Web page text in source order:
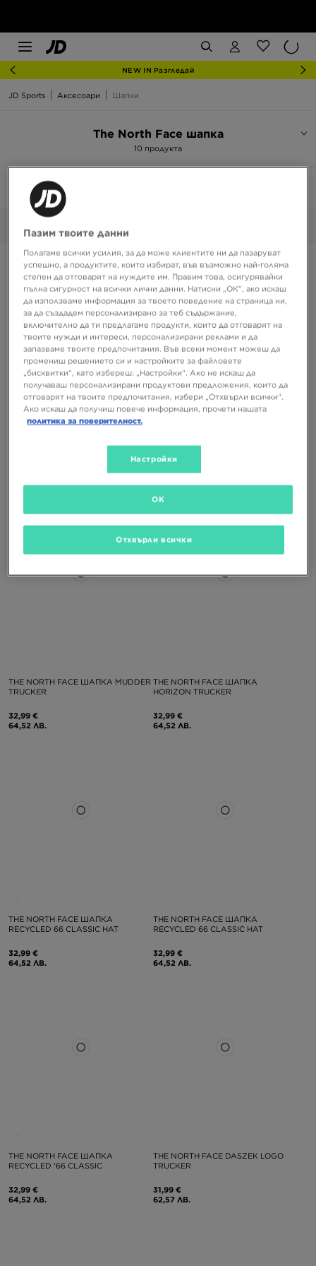
NEW IN Разгледай
JD Sports Аксесоари Шапки
The North Face шапка
10 продукта
Сортирай:
62,57 ЛВ.
32,99 €
64,52 ЛВ.
THE NORTH FACE ШАПКА MUDDER
TRUCKER
32,99 €
64,52 ЛВ.
THE NORTH FACE ШАПКА
HORIZON TRUCKER
32,99 €
64,52 ЛВ.
THE NORTH FACE ШАПКА
RECYCLED 66 CLASSIC HAT
32,99 €
64,52 ЛВ.
THE NORTH FACE ШАПКА
RECYCLED 66 CLASSIC HAT
32,99 €
64,52 ЛВ.
THE NORTH FACE ШАПКА
RECYCLED '66 CLASSIC
32,99 €
64,52 ЛВ.
THE NORTH FACE DASZEK LOGO
TRUCKER
31,99 €
62,57 ЛВ.
Пазим твоите данни
Полагаме всички усилия, за да може клиентите ни да пазаруват
успешно, а продуктите, които избират, във възможно най-голяма
степен да отговарят на нуждите им. Правим това, осигурявайки
пълна сигурност на всички лични данни. Натисни „ОК“, ако искаш
да използваме информация за твоето поведение на страница ни,
за да създадем персонализирано за теб съдържание,
включително да ти предлагаме продукти, които да отговарят на
твоите нужди и интереси, персонализирани реклами и да
запазваме твоите предпочитания. Във всеки момент можеш да
промениш решението си и настройките за файловете
„бисквитки“, като избереш: „Настройки“. Ако не искаш да
получаваш персонализирани продуктови предложения, които да
отговарят на твоите предпочитания, избери „Отхвърли всички“.
Ако искаш да получиш повече информация, прочети нашата
политика за поверителност.
Настройки
Отхвърли всички
OK